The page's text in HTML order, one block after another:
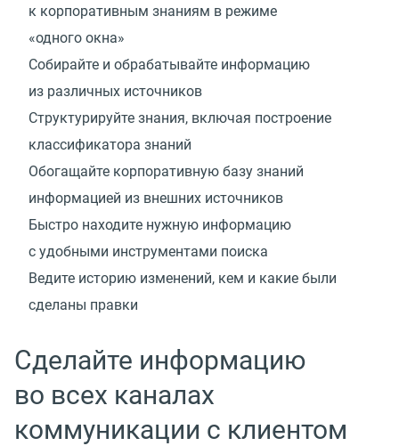
к корпоративным знаниям в режиме
«одного окна»
Собирайте и обрабатывайте информацию
из различных источников
Структурируйте знания, включая построение
классификатора знаний
Обогащайте корпоративную базу знаний
информацией из внешних источников
Быстро находите нужную информацию
с удобными инструментами поиска
Ведите историю изменений, кем и какие были
сделаны правки
Сделайте информацию
во всех каналах
коммуникации с клиентом